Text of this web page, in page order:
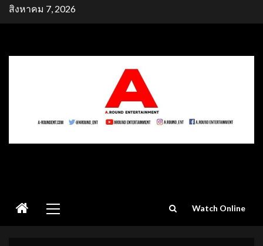
Skipสิงหาคม 7, 2026
Menu
Watch Online